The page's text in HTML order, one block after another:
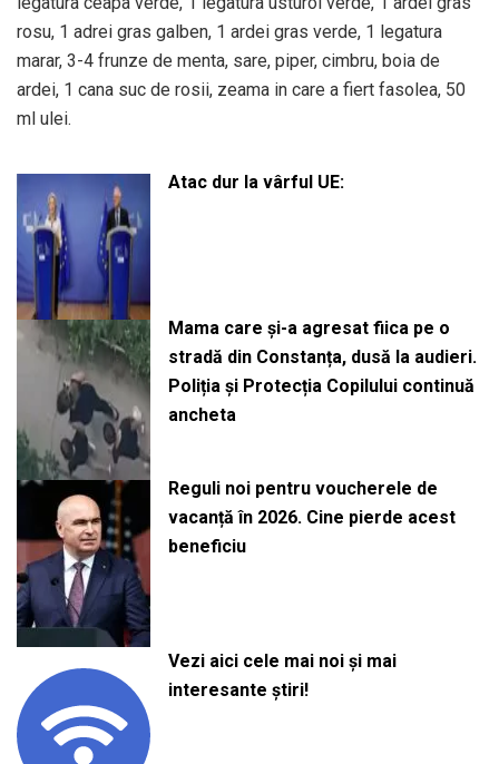
rosu, 1 adrei gras galben, 1 ardei gras verde, 1 legatura
marar, 3-4 frunze de menta, sare, piper, cimbru, boia de
ardei, 1 cana suc de rosii, zeama in care a fiert fasolea, 50
ml ulei.
Atac dur la vârful UE:
Mama care și-a agresat fiica pe o
stradă din Constanța, dusă la audieri.
Poliția și Protecția Copilului continuă
ancheta
Reguli noi pentru voucherele de
vacanță în 2026. Cine pierde acest
beneficiu
Vezi aici cele mai noi și mai
interesante știri!